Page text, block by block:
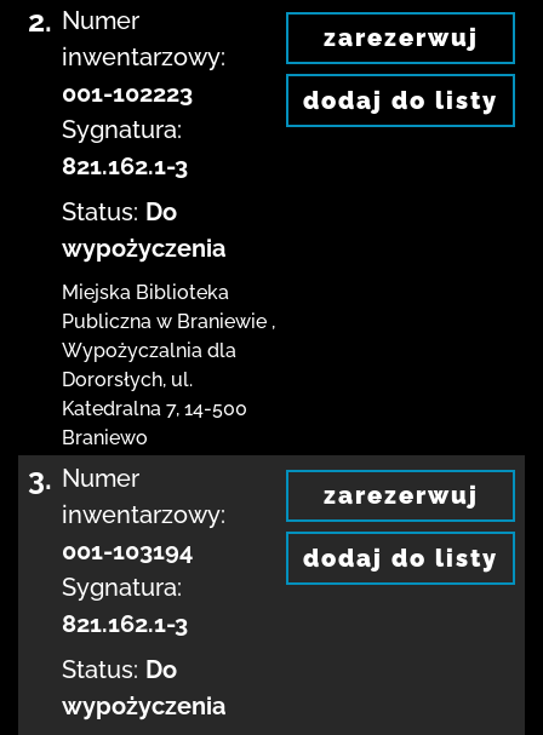
2. Numer
inwentarzowy:
001-102223
Sygnatura:
821.162.1-3
Status: Do
wypożyczenia
Miejska Biblioteka
Publiczna w Braniewie ,
Wypożyczalnia dla
Dororsłych, ul.
Katedralna 7, 14-500
Braniewo
zarezerwuj
dodaj do listy
3. Numer
inwentarzowy:
001-103194
Sygnatura:
821.162.1-3
Status: Do
wypożyczenia
zarezerwuj
dodaj do listy